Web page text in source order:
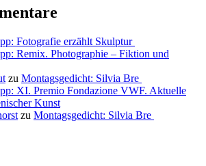
Fotografie erzählt Skulptur
Remix. Photographie – Fiktion und
zu Montagsgedicht: Silvia Bre
XI. Premio Fondazione VWF. Aktuelle
Kunst
zu Montagsgedicht: Silvia Bre